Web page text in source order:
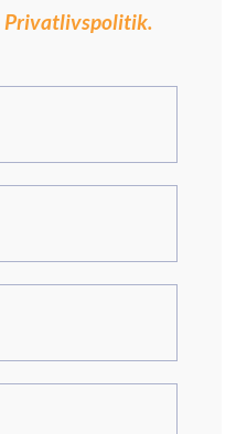
Privatlivspolitik.